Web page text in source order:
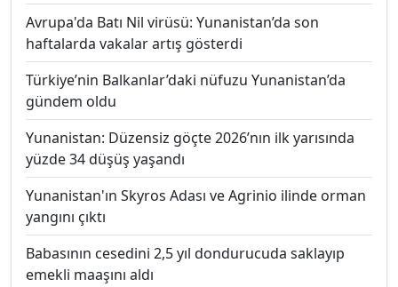
Avrupa'da Batı Nil virüsü: Yunanistan’da son
haftalarda vakalar artış gösterdi
Türkiye’nin Balkanlar’daki nüfuzu Yunanistan’da
gündem oldu
Yunanistan: Düzensiz göçte 2026’nın ilk yarısında
yüzde 34 düşüş yaşandı
Yunanistan'ın Skyros Adası ve Agrinio ilinde orman
yangını çıktı
Babasının cesedini 2,5 yıl dondurucuda saklayıp
emekli maaşını aldı